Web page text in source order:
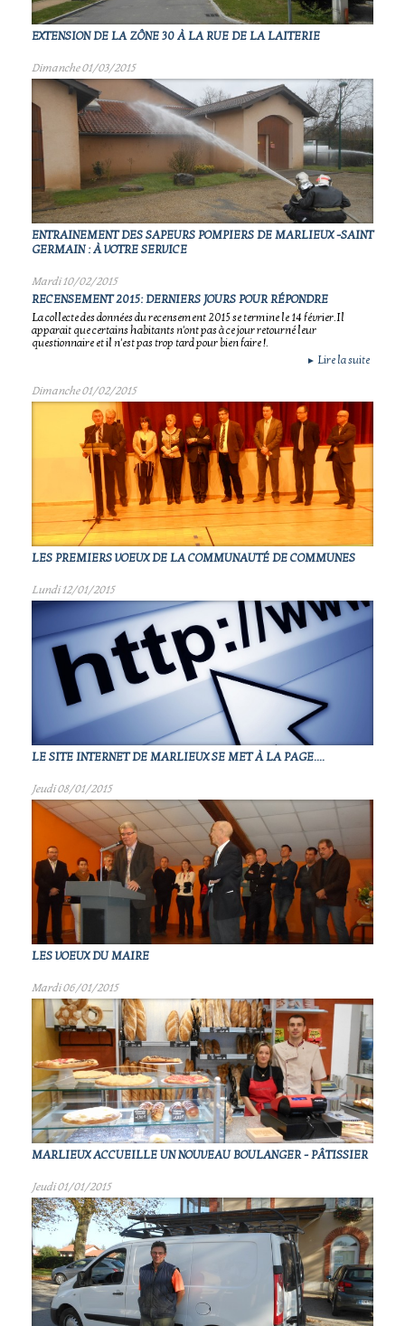
EXTENSION DE LA ZÔNE 30 À LA RUE DE LA LAITERIE
Dimanche 01/03/2015
ENTRAINEMENT DES SAPEURS POMPIERS DE MARLIEUX -SAINT
GERMAIN : À VOTRE SERVICE
Mardi 10/02/2015
RECENSEMENT 2015: DERNIERS JOURS POUR RÉPONDRE
La collecte des données du recensement 2015 se termine le 14 février.Il
apparait que certains habitants n'ont pas à ce jour retourné leur
questionnaire et il n'est pas trop tard pour bien faire !.
► Lire la suite
Dimanche 01/02/2015
LES PREMIERS VOEUX DE LA COMMUNAUTÉ DE COMMUNES
Lundi 12/01/2015
LE SITE INTERNET DE MARLIEUX SE MET À LA PAGE....
Jeudi 08/01/2015
LES VOEUX DU MAIRE
Mardi 06/01/2015
MARLIEUX ACCUEILLE UN NOUVEAU BOULANGER - PÂTISSIER
Jeudi 01/01/2015